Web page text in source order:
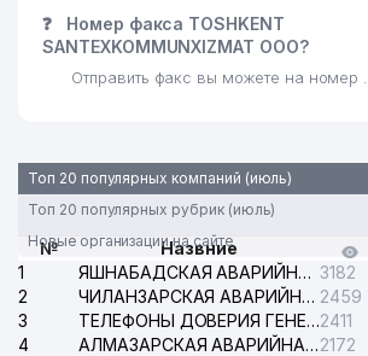
❓
Номер факса TOSHKENT
SANTEXKOMMUNXIZMAT ООО?
Отправить факс вы можете на номер .
Топ 20 популярных компаний (июль)
Топ 20 популярных рубрик (июль)
Новые организации на сайте
№
Назвние
1
ЯШНАБАДСКАЯ АВАРИЙНАЯ СЛУЖБА ЭЛЕКТРОСЕТИ 3182
2
ЧИЛАНЗАРСКАЯ АВАРИЙНАЯ СЛУЖБА ЭЛЕКТРОСЕТИ 2459
3
ТЕЛЕФОНЫ ДОВЕРИЯ ГЕНЕРАЛЬНОЙ ПРОКУРАТУРЫ РЕСПУБЛИКИ УЗБЕКИСТАН2411
4
АЛМАЗАРСКАЯ АВАРИЙНАЯ СЛУЖБА ЭЛЕКТРОСЕТИ2172